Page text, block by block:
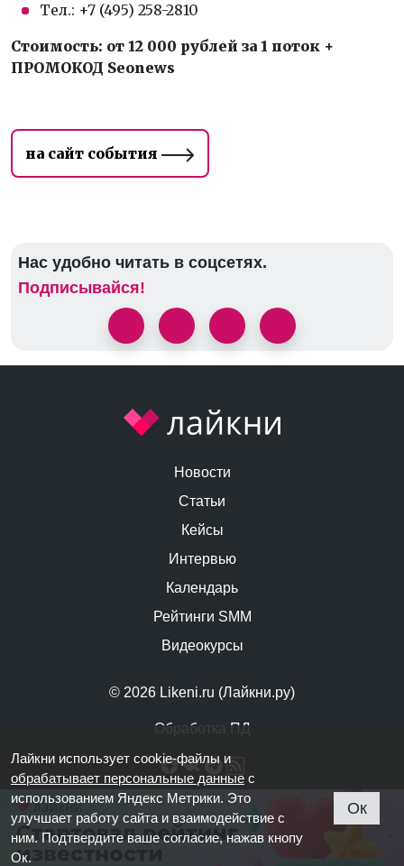
Тел.: +7 (495) 258-2810
Стоимость: от 12 000 рублей за 1 поток +
ПРОМОКОД Seonews
на сайт события
Нас удобно читать в соцсетях.
Подписывайся!
© 2026 Likeni.ru (Лайкни.ру)
Обработка ПД
Новости
Статьи
Кейсы
Интервью
Календарь
Рейтинги SMM
Видеокурсы
Лайкни использует cookie-файлы и
обрабатывает персональные данные с
использованием Яндекс Метрики. Это
улучшает работу сайта и взаимодействие с
ним. Подтвердите ваше согласие, нажав кнопу
Ок.
Ок